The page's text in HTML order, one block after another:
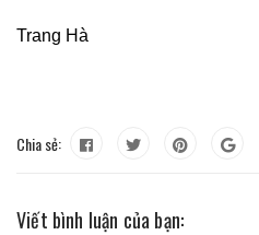
Trang Hà
Chia sẻ:
Viết bình luận của bạn: